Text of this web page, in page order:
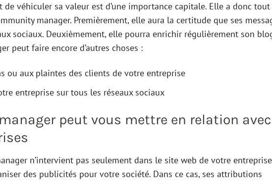
de véhiculer sa valeur est d’une importance capitale. Elle a donc tout
manager. Premièrement, elle aura la certitude que ses
sociaux. Deuxièmement, elle pourra enrichir régulièrement son
peut faire encore d’autres choses :
ou aux plaintes des clients de votre entreprise
entreprise sur tous les réseaux sociaux
peut vous mettre en relation avec
n’intervient pas seulement dans le site web de votre
des publicités pour votre société. Dans ce cas, ses attributions